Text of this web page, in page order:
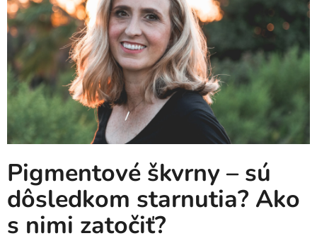
Pigmentové škvrny – sú
dôsledkom starnutia? Ako
s nimi zatočiť?